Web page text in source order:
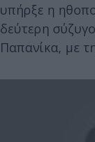
υπήρξε η
δεύτερη
Παπανίκα, με